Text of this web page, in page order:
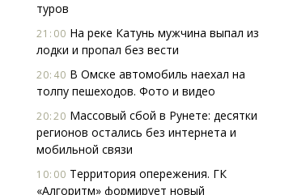
туров
21:00 На реке Катунь мужчина выпал из
лодки и пропал без вести
20:40 В Омске автомобиль наехал на
толпу пешеходов. Фото и видео
20:20 Массовый сбой в Рунете: десятки
регионов остались без интернета и
мобильной связи
10:00 Территория опережения. ГК
«Алгоритм» формирует новый